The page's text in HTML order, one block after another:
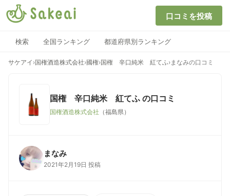
口コミを投稿
検索 全国ランキング 都道府県別ランキング
サケアイ ›国権酒造株式会社›國権›国権 辛口純米 紅てふ›まなみの口コミ
国権 辛口純米 紅てふ の口コミ
国権酒造株式会社 （福島県）
まなみ
2021年2月19日 投稿